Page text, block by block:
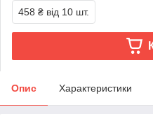
458 ₴ від 10 шт.
Опис Характеристики